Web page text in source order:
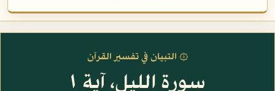
۞ التبيان في تفسير القرآن
سورة الليل، آية ١